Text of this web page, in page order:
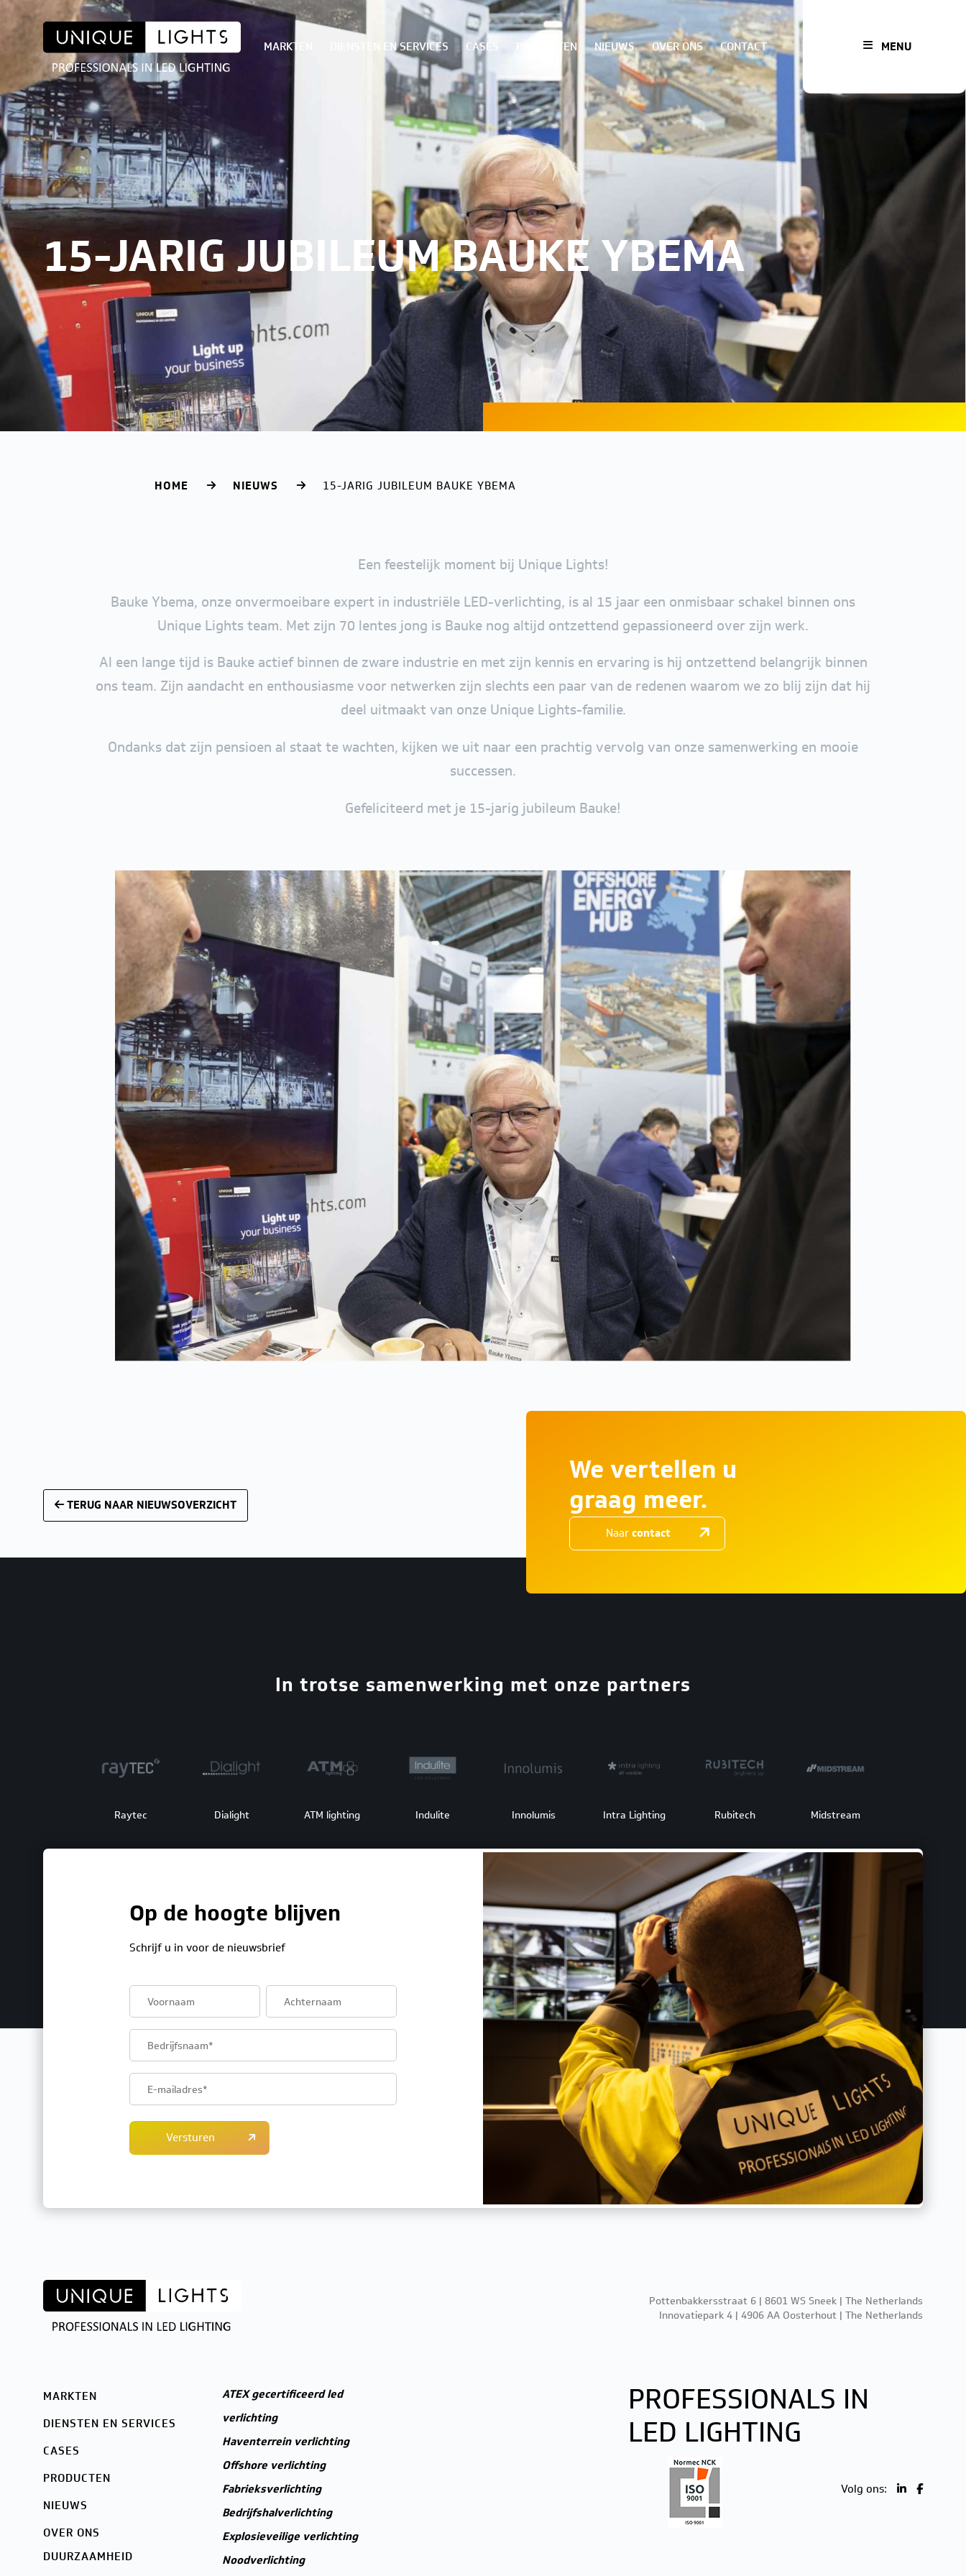
MARKTEN DIENSTEN EN SERVICES CASES PRODUCTEN NIEUWS OVER ONS CONTACT MENU
15-JARIG JUBILEUM BAUKE YBEMA
HOME NIEUWS 15-JARIG JUBILEUM BAUKE YBEMA
Een feestelijk moment bij Unique Lights!
Bauke Ybema, onze onvermoeibare expert in industriële LED-verlichting, is al 15 jaar een onmisbaar schakel binnen ons
Unique Lights team. Met zijn 70 lentes jong is Bauke nog altijd ontzettend gepassioneerd over zijn werk.
Al een lange tijd is Bauke actief binnen de zware industrie en met zijn kennis en ervaring is hij ontzettend belangrijk binnen
ons team. Zijn aandacht en enthousiasme voor netwerken zijn slechts een paar van de redenen waarom we zo blij zijn dat hij
deel uitmaakt van onze Unique Lights-familie.
Ondanks dat zijn pensioen al staat te wachten, kijken we uit naar een prachtig vervolg van onze samenwerking en mooie
successen.
Gefeliciteerd met je 15-jarig jubileum Bauke!
TERUG NAAR NIEUWSOVERZICHT
We vertellen u
graag meer.
Naarcontact
In trotse samenwerking met onze partners
Raytec Dialight ATM lighting Indulite Innolumis Intra Lighting Rubitech Midstream
Op de hoogte blijven
Schrijf u in voor de nieuwsbrief
First
name
Last
name
Company
name
Email
address
Pottenbakkersstraat 6 | 8601 WS Sneek | The Netherlands
Innovatiepark 4 | 4906 AA Oosterhout | The Netherlands
MARKTEN
DIENSTEN EN SERVICES
CASES
PRODUCTEN
NIEUWS
OVER ONS
DUURZAAMHEID
ATEX gecertificeerd led
verlichting
Haventerrein verlichting
Offshore verlichting
Fabrieksverlichting
Bedrijfshalverlichting
Explosieveilige verlichting
Noodverlichting
PROFESSIONALS IN
LED LIGHTING
Volg ons: